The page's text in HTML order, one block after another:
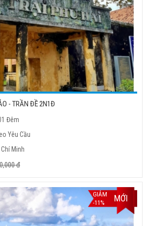
- TRẦN ĐỀ 2N1Đ
Đêm
Yêu Cầu
Minh
đ
GIẢM
-11%
MỚI